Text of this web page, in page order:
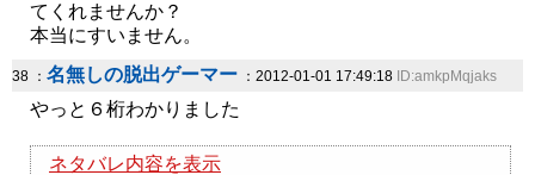
てくれませんか？
本当にすいません。
38 ： 名無しの脱出ゲーマー ：2012-01-01 17:49:18 ID:amkpMqjaks
やっと６桁わかりました
ネタバレ内容を表示